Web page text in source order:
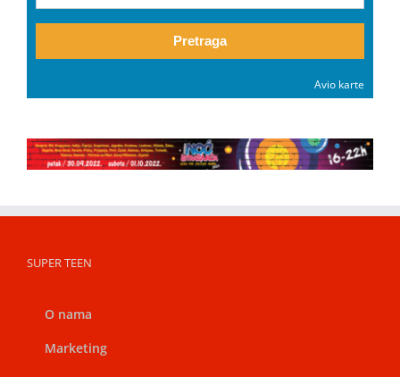
Pretraga
Avio karte
SUPER TEEN
O nama
Marketing